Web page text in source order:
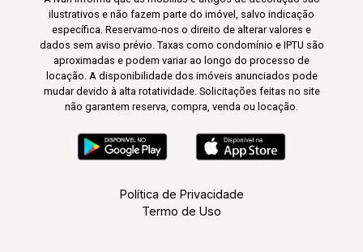
ilustrativos e não fazem parte do imóvel, salvo indicação
específica. Reservamo-nos o direito de alterar valores e
dados sem aviso prévio. Taxas como condomínio e IPTU são
aproximadas e podem variar ao longo do processo de
locação. A disponibilidade dos imóveis anunciados pode
mudar devido à alta rotatividade. Solicitações feitas no site
não garantem reserva, compra, venda ou locação.
Política de Privacidade
Termo de Uso